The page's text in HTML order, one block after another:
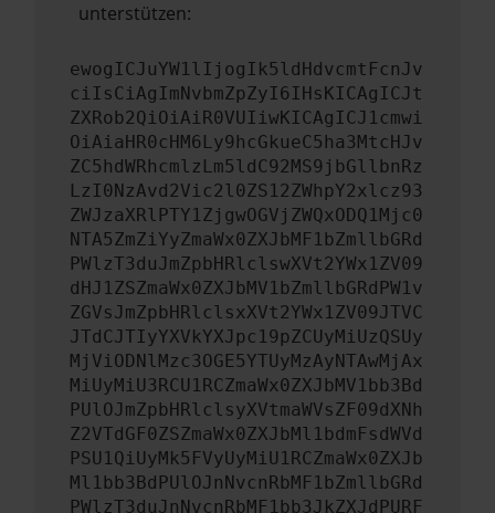
unterstützen:
ewogICJuYW1lIjogIk5ldHdvcmtFcnJv
ciIsCiAgImNvbmZpZyI6IHsKICAgICJt
ZXRob2QiOiAiR0VUIiwKICAgICJ1cmwi
OiAiaHR0cHM6Ly9hcGkueC5ha3MtcHJv
ZC5hdWRhcmlzLm5ldC92MS9jbGllbnRz
LzI0NzAvd2Vic2l0ZS12ZWhpY2xlcz93
ZWJzaXRlPTY1ZjgwOGVjZWQxODQ1Mjc0
NTA5ZmZiYyZmaWx0ZXJbMF1bZmllbGRd
PWlzT3duJmZpbHRlclswXVt2YWx1ZV09
dHJ1ZSZmaWx0ZXJbMV1bZmllbGRdPW1v
ZGVsJmZpbHRlclsxXVt2YWx1ZV09JTVC
JTdCJTIyYXVkYXJpc19pZCUyMiUzQSUy
MjViODNlMzc3OGE5YTUyMzAyNTAwMjAx
MiUyMiU3RCU1RCZmaWx0ZXJbMV1bb3Bd
PUlOJmZpbHRlclsyXVtmaWVsZF09dXNh
Z2VTdGF0ZSZmaWx0ZXJbMl1bdmFsdWVd
PSU1QiUyMk5FVyUyMiU1RCZmaWx0ZXJb
Ml1bb3BdPUlOJnNvcnRbMF1bZmllbGRd
PWlzT3duJnNvcnRbMF1bb3JkZXJdPURF